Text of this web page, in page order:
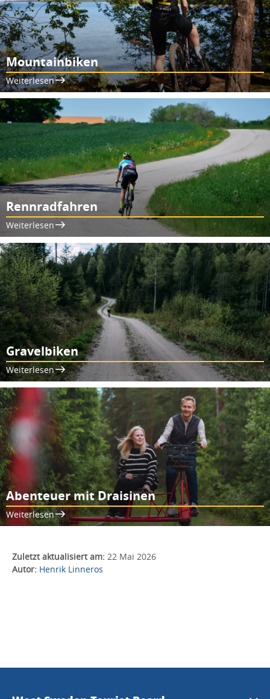
Mountainbiken
Weiterlesen
Rennradfahren
Weiterlesen
Gravelbiken
Weiterlesen
Abenteuer mit Draisinen
Weiterlesen
Zuletzt aktualisiert am: 22 Mai 2026
Autor: Henrik Linneros